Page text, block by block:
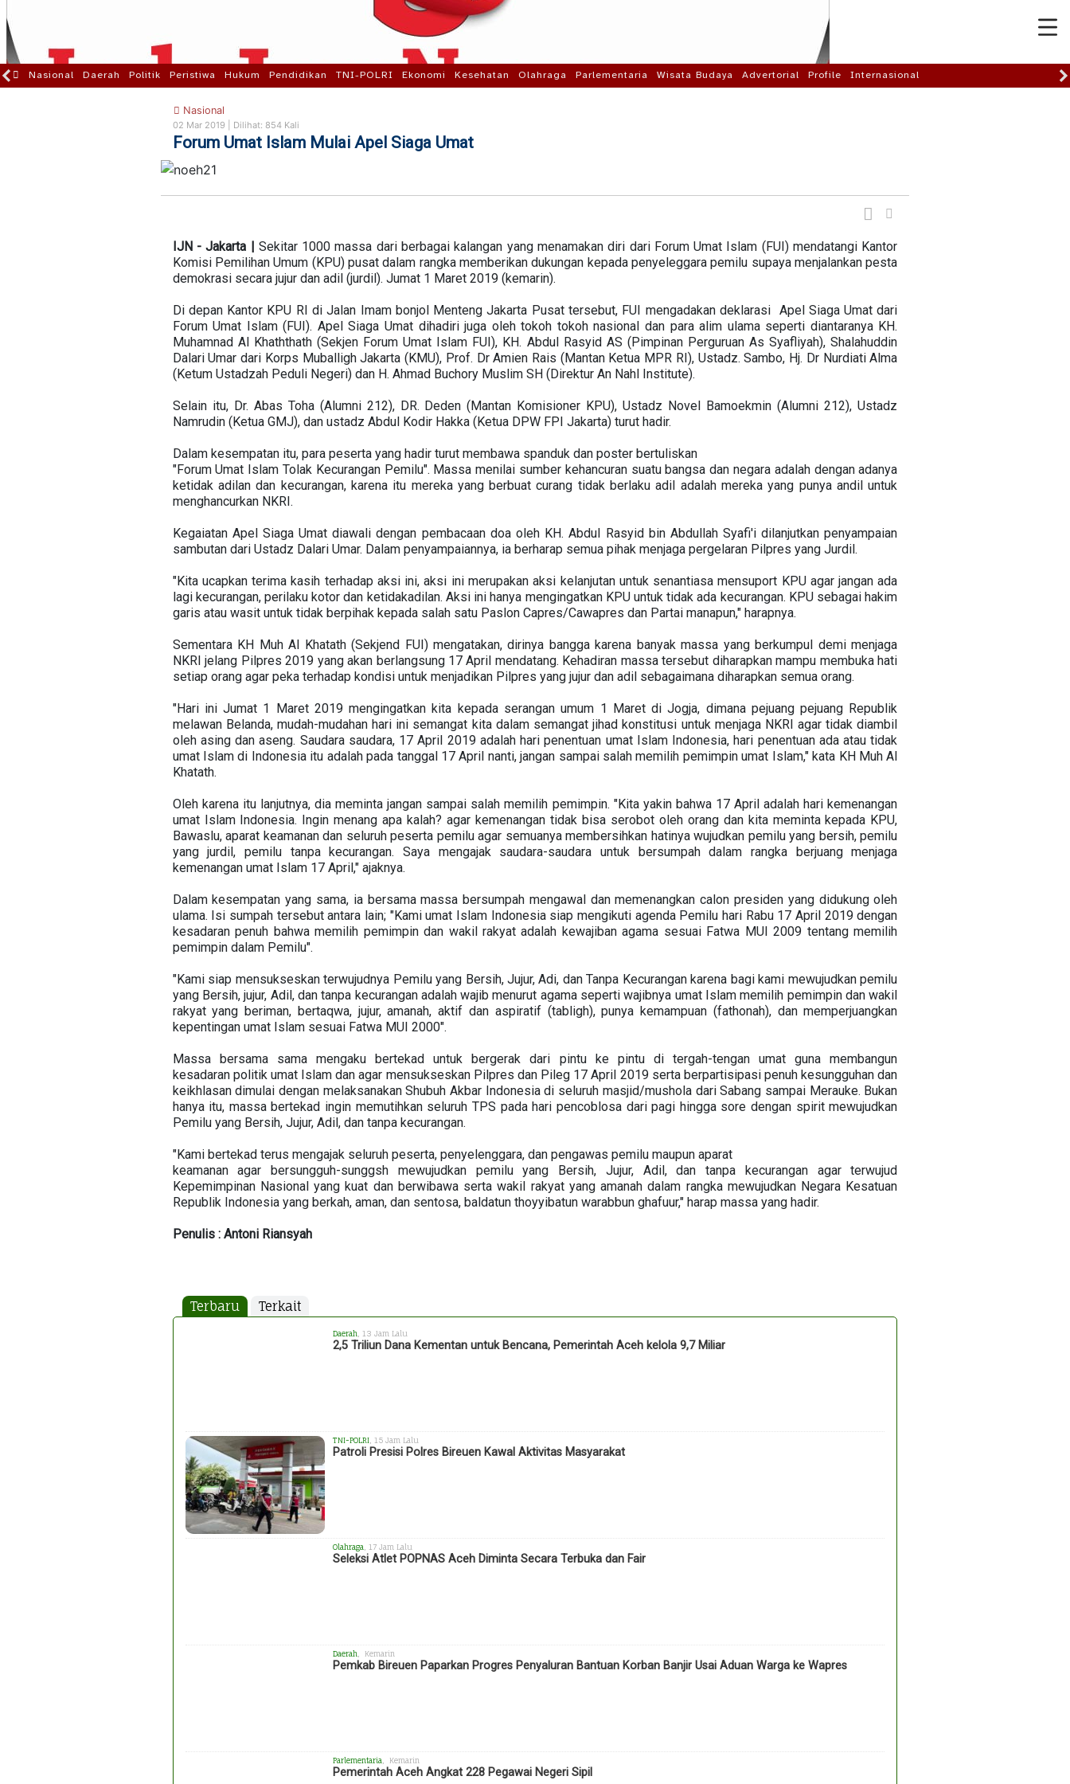
Nasional Daerah Politik Peristiwa Hukum Pendidikan TNI-POLRI Ekonomi Kesehatan Olahraga Parlementaria Wisata Budaya Advertorial Profile Internasional
Nasional
02 Mar 2019 | Dilihat: 854 Kali
Forum Umat Islam Mulai Apel Siaga Umat
IJN - Jakarta | Sekitar 1000 massa dari berbagai kalangan yang menamakan diri dari Forum Umat Islam (FUI) mendatangi Kantor
Komisi Pemilihan Umum (KPU) pusat dalam rangka memberikan dukungan kepada penyeleggara pemilu supaya menjalankan pesta
demokrasi secara jujur dan adil (jurdil). Jumat 1 Maret 2019 (kemarin).
Di depan Kantor KPU RI di Jalan Imam bonjol Menteng Jakarta Pusat tersebut, FUI mengadakan deklarasi Apel Siaga Umat dari
Forum Umat Islam (FUI). Apel Siaga Umat dihadiri juga oleh tokoh tokoh nasional dan para alim ulama seperti diantaranya KH.
Muhamnad Al Khaththath (Sekjen Forum Umat Islam FUI), KH. Abdul Rasyid AS (Pimpinan Perguruan As Syafliyah), Shalahuddin
Dalari Umar dari Korps Muballigh Jakarta (KMU), Prof. Dr Amien Rais (Mantan Ketua MPR RI), Ustadz. Sambo, Hj. Dr Nurdiati Alma
(Ketum Ustadzah Peduli Negeri) dan H. Ahmad Buchory Muslim SH (Direktur An Nahl Institute).
Selain itu, Dr. Abas Toha (Alumni 212), DR. Deden (Mantan Komisioner KPU), Ustadz Novel Bamoekmin (Alumni 212), Ustadz
Namrudin (Ketua GMJ), dan ustadz Abdul Kodir Hakka (Ketua DPW FPI Jakarta) turut hadir.
Dalam kesempatan itu, para peserta yang hadir turut membawa spanduk dan poster bertuliskan
"Forum Umat Islam Tolak Kecurangan Pemilu". Massa menilai sumber kehancuran suatu bangsa dan negara adalah dengan adanya
ketidak adilan dan kecurangan, karena itu mereka yang berbuat curang tidak berlaku adil adalah mereka yang punya andil untuk
menghancurkan NKRI.
Kegaiatan Apel Siaga Umat diawali dengan pembacaan doa oleh KH. Abdul Rasyid bin Abdullah Syafi'i dilanjutkan penyampaian
sambutan dari Ustadz Dalari Umar. Dalam penyampaiannya, ia berharap semua pihak menjaga pergelaran Pilpres yang Jurdil.
"Kita ucapkan terima kasih terhadap aksi ini, aksi ini merupakan aksi kelanjutan untuk senantiasa mensuport KPU agar jangan ada
lagi kecurangan, perilaku kotor dan ketidakadilan. Aksi ini hanya mengingatkan KPU untuk tidak ada kecurangan. KPU sebagai hakim
garis atau wasit untuk tidak berpihak kepada salah satu Paslon Capres/Cawapres dan Partai manapun," harapnya.
Sementara KH Muh Al Khatath (Sekjend FUI) mengatakan, dirinya bangga karena banyak massa yang berkumpul demi menjaga
NKRI jelang Pilpres 2019 yang akan berlangsung 17 April mendatang. Kehadiran massa tersebut diharapkan mampu membuka hati
setiap orang agar peka terhadap kondisi untuk menjadikan Pilpres yang jujur dan adil sebagaimana diharapkan semua orang.
"Hari ini Jumat 1 Maret 2019 mengingatkan kita kepada serangan umum 1 Maret di Jogja, dimana pejuang pejuang Republik
melawan Belanda, mudah-mudahan hari ini semangat kita dalam semangat jihad konstitusi untuk menjaga NKRI agar tidak diambil
oleh asing dan aseng. Saudara saudara, 17 April 2019 adalah hari penentuan umat Islam Indonesia, hari penentuan ada atau tidak
umat Islam di Indonesia itu adalah pada tanggal 17 April nanti, jangan sampai salah memilih pemimpin umat Islam," kata KH Muh Al
Khatath.
Oleh karena itu lanjutnya, dia meminta jangan sampai salah memilih pemimpin. "Kita yakin bahwa 17 April adalah hari kemenangan
umat Islam Indonesia. Ingin menang apa kalah? agar kemenangan tidak bisa serobot oleh orang dan kita meminta kepada KPU,
Bawaslu, aparat keamanan dan seluruh peserta pemilu agar semuanya membersihkan hatinya wujudkan pemilu yang bersih, pemilu
yang jurdil, pemilu tanpa kecurangan. Saya mengajak saudara-saudara untuk bersumpah dalam rangka berjuang menjaga
kemenangan umat Islam 17 April," ajaknya.
Dalam kesempatan yang sama, ia bersama massa bersumpah mengawal dan memenangkan calon presiden yang didukung oleh
ulama. Isi sumpah tersebut antara lain; "Kami umat Islam Indonesia siap mengikuti agenda Pemilu hari Rabu 17 April 2019 dengan
kesadaran penuh bahwa memilih pemimpin dan wakil rakyat adalah kewajiban agama sesuai Fatwa MUI 2009 tentang memilih
pemimpin dalam Pemilu".
"Kami siap mensukseskan terwujudnya Pemilu yang Bersih, Jujur, Adi, dan Tanpa Kecurangan karena bagi kami mewujudkan pemilu
yang Bersih, jujur, Adil, dan tanpa kecurangan adalah wajib menurut agama seperti wajibnya umat Islam memilih pemimpin dan wakil
rakyat yang beriman, bertaqwa, jujur, amanah, aktif dan aspiratif (tabligh), punya kemampuan (fathonah), dan memperjuangkan
kepentingan umat Islam sesuai Fatwa MUI 2000".
Massa bersama sama mengaku bertekad untuk bergerak dari pintu ke pintu di tergah-tengan umat guna membangun
kesadaran politik umat Islam dan agar mensukseskan Pilpres dan Pileg 17 April 2019 serta berpartisipasi penuh kesungguhan dan
keikhlasan dimulai dengan melaksanakan Shubuh Akbar Indonesia di seluruh masjid/mushola dari Sabang sampai Merauke. Bukan
hanya itu, massa bertekad ingin memutihkan seluruh TPS pada hari pencoblosa dari pagi hingga sore dengan spirit mewujudkan
Pemilu yang Bersih, Jujur, Adil, dan tanpa kecurangan.
"Kami bertekad terus mengajak seluruh peserta, penyelenggara, dan pengawas pemilu maupun aparat
keamanan agar bersungguh-sunggsh mewujudkan pemilu yang Bersih, Jujur, Adil, dan tanpa kecurangan agar terwujud
Kepemimpinan Nasional yang kuat dan berwibawa serta wakil rakyat yang amanah dalam rangka mewujudkan Negara Kesatuan
Republik Indonesia yang berkah, aman, dan sentosa, baldatun thoyyibatun warabbun ghafuur," harap massa yang hadir.
Penulis : Antoni Riansyah
Terbaru Terkait
Daerah , 13 Jam Lalu
2,5 Triliun Dana Kementan untuk Bencana, Pemerintah Aceh kelola 9,7 Miliar
TNI-POLRI , 15 Jam Lalu
Patroli Presisi Polres Bireuen Kawal Aktivitas Masyarakat
Olahraga , 17 Jam Lalu
Seleksi Atlet POPNAS Aceh Diminta Secara Terbuka dan Fair
Daerah , Kemarin
Pemkab Bireuen Paparkan Progres Penyaluran Bantuan Korban Banjir Usai Aduan Warga ke Wapres
Parlementaria , Kemarin
Pemerintah Aceh Angkat 228 Pegawai Negeri Sipil